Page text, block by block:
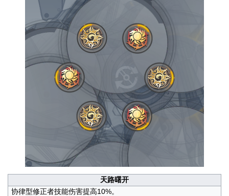
天路曙开
协律型修正者技能伤害提高10%。